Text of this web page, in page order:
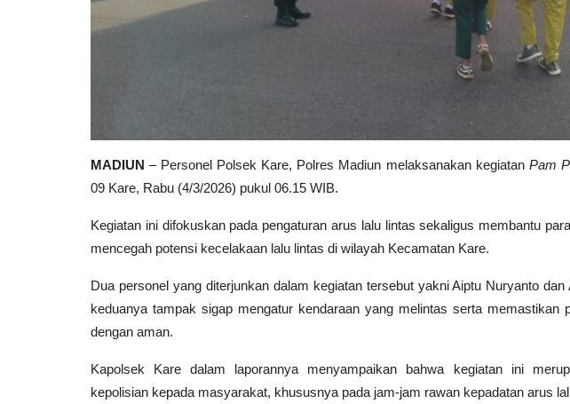
MADIUN – Personel Polsek Kare, Polres Madiun melaksanakan kegiatan Pam
09 Kare, Rabu (4/3/2026) pukul 06.15 WIB.
Kegiatan ini difokuskan pada pengaturan arus lalu lintas sekaligus membantu
mencegah potensi kecelakaan lalu lintas di wilayah Kecamatan Kare.
Dua personel yang diterjunkan dalam kegiatan tersebut yakni Aiptu Nuryanto
keduanya tampak sigap mengatur kendaraan yang melintas serta memastikan
dengan aman.
Kapolsek Kare dalam laporannya menyampaikan bahwa kegiatan ini
kepolisian kepada masyarakat, khususnya pada jam-jam rawan kepadatan arus